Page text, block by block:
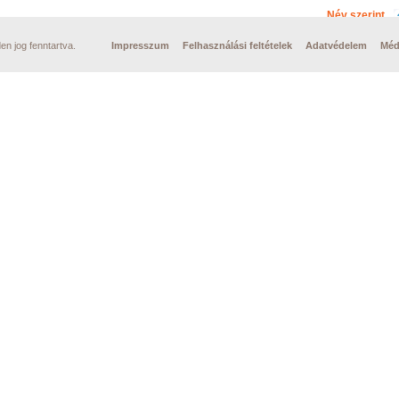
Név szerint
jog fenntartva. Impresszum Felhasználási feltételek Adatvédelem